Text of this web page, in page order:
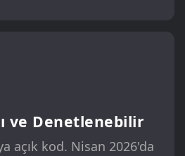
ve Denetlenebilir
açık kod. Nisan 2026'da